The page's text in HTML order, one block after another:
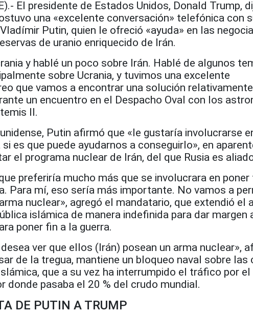
El presidente de Estados Unidos, Donald Trump,
una «excelente conversación» telefónica con
Putin, quien le ofreció «ayuda» en las
de uranio enriquecido de Irán.
y hablé un poco sobre Irán. Hablé de algunos
sobre Ucrania, y tuvimos una excelente
que vamos a encontrar una solución
un encuentro en el Despacho Oval con los
II.
Putin afirmó que «le gustaría involucrarse
es que puede ayudarnos a conseguirlo», en
el programa nuclear de Irán, del que Rusia es
preferiría mucho más que se involucrara en poner
Para mí, eso sería más importante. No vamos a
nuclear», agregó el mandatario, que extendió el
islámica de manera indefinida para dar margen
poner fin a la guerra.
ver que ellos (Irán) posean un arma nuclear»,
de la tregua, mantiene un bloqueo naval sobre las
que a su vez ha interrumpido el tráfico por
donde pasaba el 20 % del crudo mundial.
DE PUTIN A TRUMP